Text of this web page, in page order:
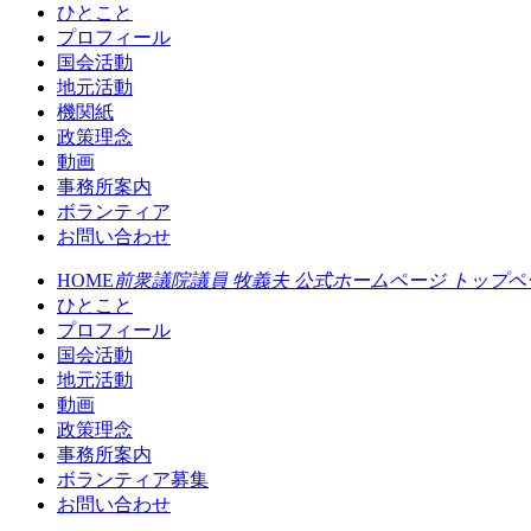
ひとこと
プロフィール
国会活動
地元活動
機関紙
政策理念
動画
事務所案内
ボランティア
お問い合わせ
HOME前衆議院議員 牧義夫 公式ホームページ トップペ
ひとこと
プロフィール
国会活動
地元活動
動画
政策理念
事務所案内
ボランティア募集
お問い合わせ